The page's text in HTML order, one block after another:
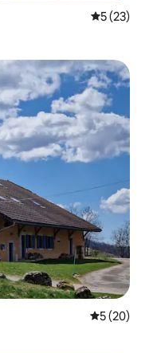
5 (23)
5 (20)